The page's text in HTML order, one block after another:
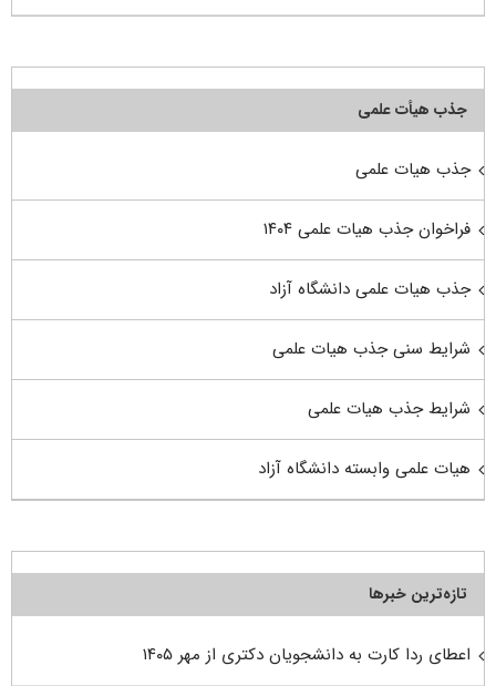
جذب هیأت علمی
جذب هیات علمی
فراخوان جذب هیات علمی ۱۴۰۴
جذب هیات علمی دانشگاه آزاد
شرایط سنی جذب هیات علمی
شرایط جذب هیات علمی
هیات علمی وابسته دانشگاه آزاد
تازه‌ترین خبرها
اعطای ردا کارت به دانشجویان دکتری از مهر ۱۴۰۵